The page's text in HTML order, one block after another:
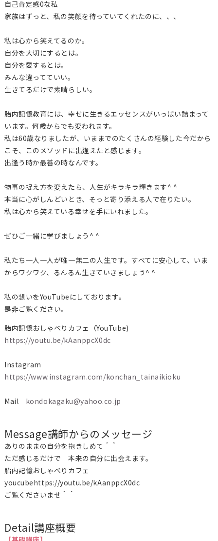
自己肯定感0な私
家族はずっと、私の笑顔を待っていてくれたのに、、、
私は心から笑えてるのか。
自分を大切にするとは。
自分を愛するとは。
みんな違ってていい。
生きてるだけで素晴らしい。
胎内記憶教育には、幸せに生きるエッセンスがいっぱい詰まって
います。何歳からでも変われます。
私は60歳なりましたが、いままでのたくさんの経験した今だから
こそ、このメソッドに出逢えたと感じます。
出逢う時か最善の時なんです。
物事の捉え方を変えたら、人生がキラキラ輝きます^ ^
本当に心がしんどいとき、そっと寄り添える人で在りたい。
私は心から笑えている幸せを手にいれました。
ぜひご一緒に学びましょう^ ^
私たち一人一人が唯一無二の人生です。すべてに安心して、いま
からワクワク、るんるん生きていきましょう^ ^
私の想いをYouTubeにしております。
是非ご覧ください。
胎内記憶おしゃべりカフェ（YouTube)
https://youtu.be/kAanppcX0dc
Instagram
https://www.instagram.com/konchan_tainaikioku
Mail kondokagaku@yahoo.co.jp
Message講師からのメッセージ
ありのままの自分を抱きしめて＾＾
ただ感じるだけで 本来の自分に出会えます。
胎内記憶おしゃべりカフェ
youcubehttps://youtu.be/kAanppcX0dc
ご覧くださいませ＾＾
Detail講座概要